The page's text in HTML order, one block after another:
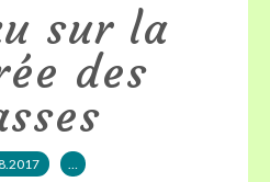
sur la
des
…